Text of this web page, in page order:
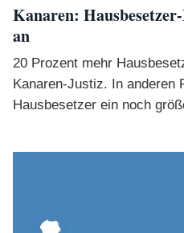
Kanaren:
an
20 Prozent mehr
Kanaren-Justiz. In anderen
Hausbesetzer ein noch